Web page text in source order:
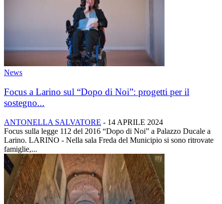
News
Focus a Larino sul “Dopo di Noi”: progetti per il
sostegno...
ANTONELLA SALVATORE - 14 APRILE 2024
Focus sulla legge 112 del 2016 “Dopo di Noi” a Palazzo Ducale a
Larino. LARINO - Nella sala Freda del Municipio si sono ritrovate
famiglie,...